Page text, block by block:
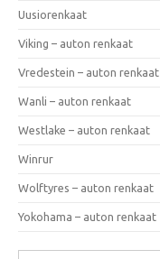
Uusiorenkaat
Viking – auton renkaat
Vredestein – auton renkaat
Wanli – auton renkaat
Westlake – auton renkaat
Winrur
Wolftyres – auton renkaat
Yokohama – auton renkaat